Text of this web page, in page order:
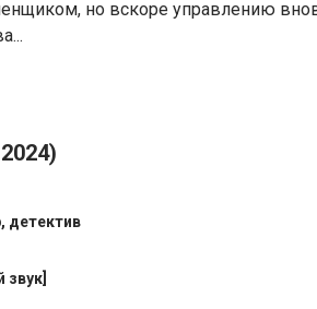
но вскоре управлению
детектив